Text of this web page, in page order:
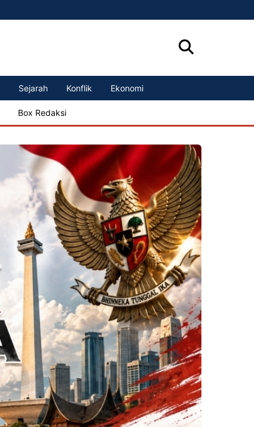
Sejarah Konflik Ekonomi
Box Redaksi